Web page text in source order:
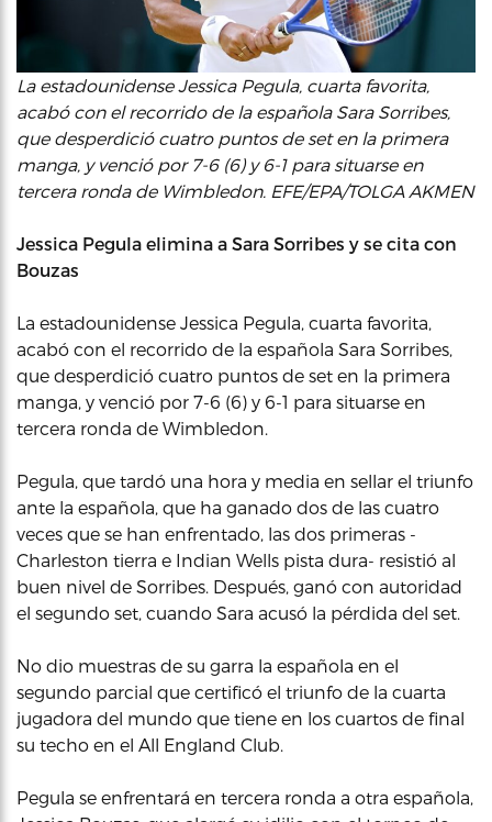
La estadounidense Jessica Pegula, cuarta favorita,
acabó con el recorrido de la española Sara Sorribes,
que desperdició cuatro puntos de set en la primera
manga, y venció por 7-6 (6) y 6-1 para situarse en
tercera ronda de Wimbledon. EFE/EPA/TOLGA AKMEN
Jessica Pegula elimina a Sara Sorribes y se cita con
Bouzas
La estadounidense Jessica Pegula, cuarta favorita,
acabó con el recorrido de la española Sara Sorribes,
que desperdició cuatro puntos de set en la primera
manga, y venció por 7-6 (6) y 6-1 para situarse en
tercera ronda de Wimbledon.
Pegula, que tardó una hora y media en sellar el triunfo
ante la española, que ha ganado dos de las cuatro
veces que se han enfrentado, las dos primeras -
Charleston tierra e Indian Wells pista dura- resistió al
buen nivel de Sorribes. Después, ganó con autoridad
el segundo set, cuando Sara acusó la pérdida del set.
No dio muestras de su garra la española en el
segundo parcial que certificó el triunfo de la cuarta
jugadora del mundo que tiene en los cuartos de final
su techo en el All England Club.
Pegula se enfrentará en tercera ronda a otra española,